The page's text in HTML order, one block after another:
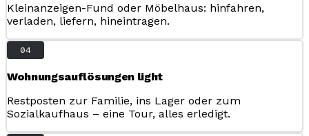
Kleinanzeigen-Fund oder Möbelhaus: hinfahren,
verladen, liefern, hineintragen.
04
Wohnungsauflösungen light
Restposten zur Familie, ins Lager oder zum
Sozialkaufhaus – eine Tour, alles erledigt.